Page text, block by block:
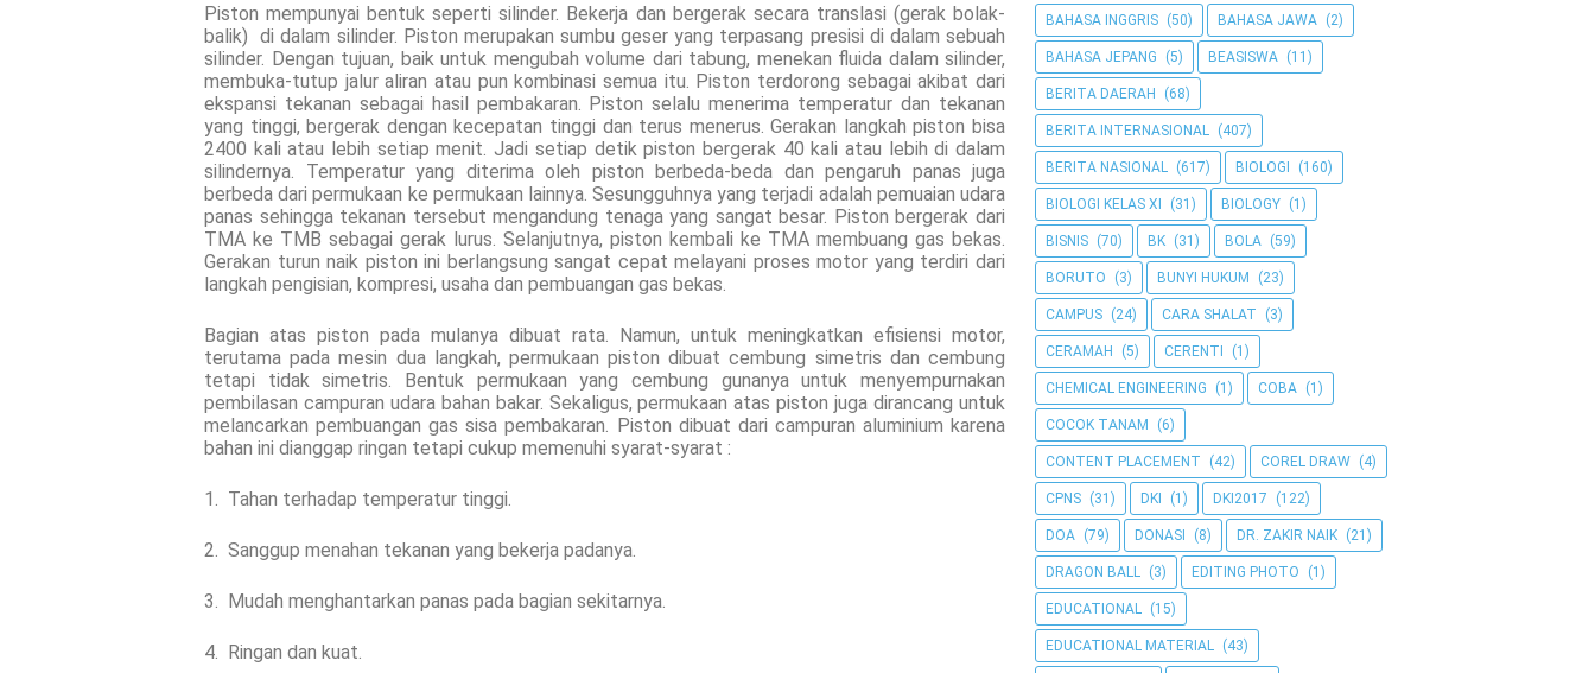
Piston mempunyai bentuk seperti silinder. Bekerja dan bergerak secara translasi (gerak bolak-
balik) di dalam silinder. Piston merupakan sumbu geser yang terpasang presisi di dalam sebuah
silinder. Dengan tujuan, baik untuk mengubah volume dari tabung, menekan fluida dalam silinder,
membuka-tutup jalur aliran atau pun kombinasi semua itu. Piston terdorong sebagai akibat dari
ekspansi tekanan sebagai hasil pembakaran. Piston selalu menerima temperatur dan tekanan
yang tinggi, bergerak dengan kecepatan tinggi dan terus menerus. Gerakan langkah piston bisa
2400 kali atau lebih setiap menit. Jadi setiap detik piston bergerak 40 kali atau lebih di dalam
silindernya. Temperatur yang diterima oleh piston berbeda-beda dan pengaruh panas juga
berbeda dari permukaan ke permukaan lainnya. Sesungguhnya yang terjadi adalah pemuaian udara
panas sehingga tekanan tersebut mengandung tenaga yang sangat besar. Piston bergerak dari
TMA ke TMB sebagai gerak lurus. Selanjutnya, piston kembali ke TMA membuang gas bekas.
Gerakan turun naik piston ini berlangsung sangat cepat melayani proses motor yang terdiri dari
langkah pengisian, kompresi, usaha dan pembuangan gas bekas.
Bagian atas piston pada mulanya dibuat rata. Namun, untuk meningkatkan efisiensi motor,
terutama pada mesin dua langkah, permukaan piston dibuat cembung simetris dan cembung
tetapi tidak simetris. Bentuk permukaan yang cembung gunanya untuk menyempurnakan
pembilasan campuran udara bahan bakar. Sekaligus, permukaan atas piston juga dirancang untuk
melancarkan pembuangan gas sisa pembakaran. Piston dibuat dari campuran aluminium karena
bahan ini dianggap ringan tetapi cukup memenuhi syarat-syarat :
1. Tahan terhadap temperatur tinggi.
2. Sanggup menahan tekanan yang bekerja padanya.
3. Mudah menghantarkan panas pada bagian sekitarnya.
4. Ringan dan kuat.
BAHASA INGGRIS (50) BAHASA JAWA (2)
BAHASA JEPANG (5) BEASISWA (11)
BERITA DAERAH (68)
BERITA INTERNASIONAL (407)
BERITA NASIONAL (617) BIOLOGI (160)
BIOLOGI KELAS XI (31) BIOLOGY (1)
BISNIS (70) BK (31) BOLA (59)
BORUTO (3) BUNYI HUKUM (23)
CAMPUS (24) CARA SHALAT (3)
CERAMAH (5) CERENTI (1)
CHEMICAL ENGINEERING (1) COBA (1)
COCOK TANAM (6)
CONTENT PLACEMENT (42) COREL DRAW (4)
CPNS (31) DKI (1) DKI2017 (122)
DOA (79) DONASI (8) DR. ZAKIR NAIK (21)
DRAGON BALL (3) EDITING PHOTO (1)
EDUCATIONAL (15)
EDUCATIONAL MATERIAL (43)